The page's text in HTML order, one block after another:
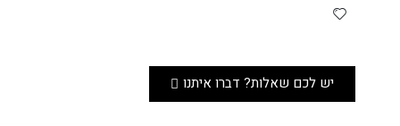
יש לכם שאלות? דברו איתנו